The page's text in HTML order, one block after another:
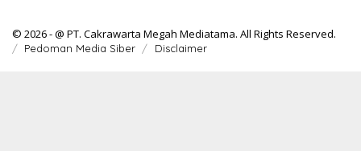
© 2026 - @ PT. Cakrawarta Megah Mediatama. All Rights Reserved.
Pedoman Media Siber Disclaimer